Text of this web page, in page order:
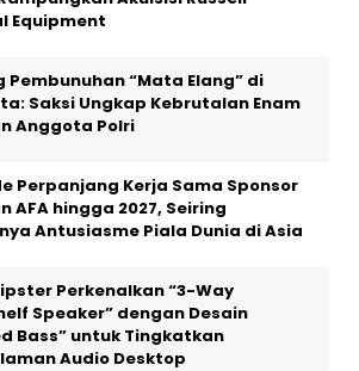
Equipment
Pembunuhan “Mata Elang” di
Saksi Ungkap Kebrutalan Enam
Anggota Polri
Perpanjang Kerja Sama Sponsor
AFA hingga 2027, Seiring
Antusiasme Piala Dunia di Asia
Perkenalkan “3-Way
Speaker” dengan Desain
Bass” untuk Tingkatkan
Audio Desktop